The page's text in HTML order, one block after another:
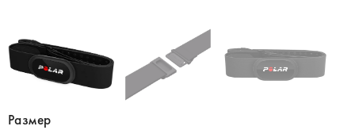
Размер